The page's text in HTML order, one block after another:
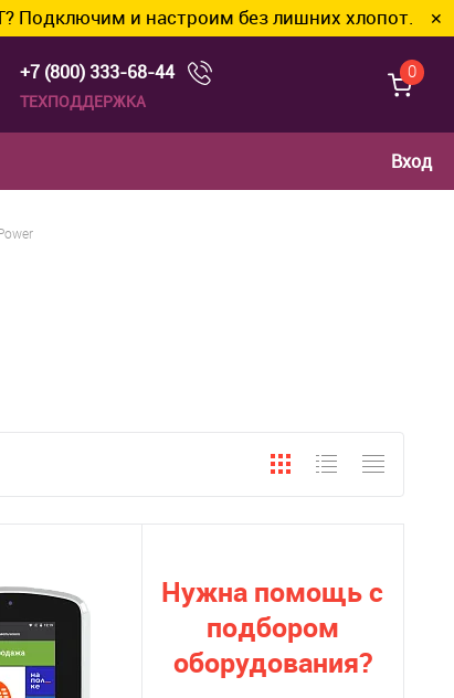
и настроим без лишних хлопот. ✕
+7 (800) 333-68-44
ТЕХПОДДЕРЖКА
0
Вход
Нужна помощь с
подбором
оборудования?